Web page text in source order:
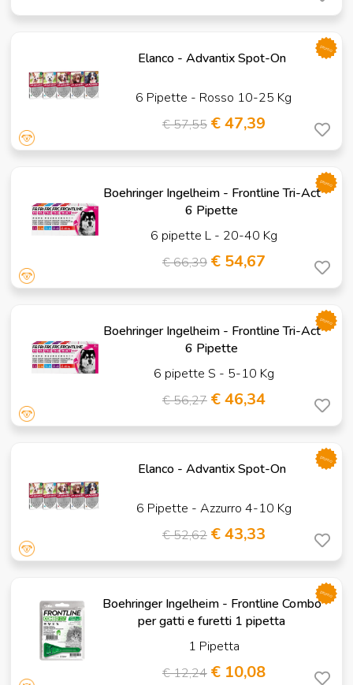
Elanco - Advantix Spot-On
6 Pipette - Rosso 10-25 Kg
€ 57,55 € 47,39
promo
Boehringer Ingelheim - Frontline Tri-Act
6 Pipette
6 pipette L - 20-40 Kg
€ 66,39 € 54,67
promo
Boehringer Ingelheim - Frontline Tri-Act
6 Pipette
6 pipette S - 5-10 Kg
€ 56,27 € 46,34
promo
Elanco - Advantix Spot-On
6 Pipette - Azzurro 4-10 Kg
€ 52,62 € 43,33
promo
Boehringer Ingelheim - Frontline Combo
per gatti e furetti 1 pipetta
1 Pipetta
€ 12,24 € 10,08
promo